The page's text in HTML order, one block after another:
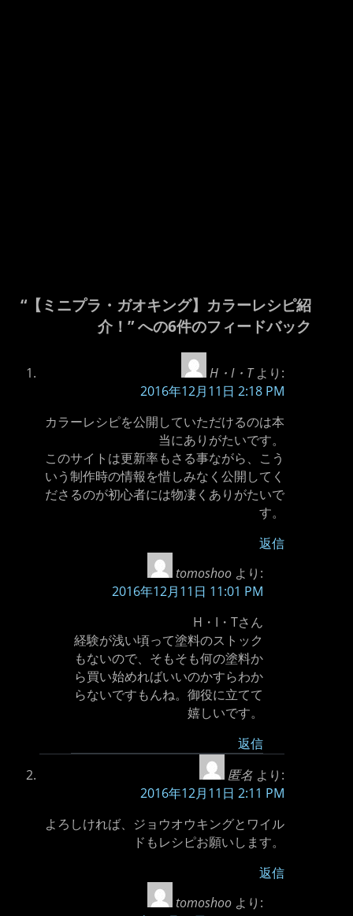
“【ミニプラ・ガオキング】カラーレシピ紹
介！” への6件のフィードバック
H・I・T より:
2016年12月11日 2:18 PM
カラーレシピを公開していただけるのは本
当にありがたいです。
このサイトは更新率もさる事ながら、こう
いう制作時の情報を惜しみなく公開してく
ださるのが初心者には物凄くありがたいで
す。
返信
tomoshoo より:
2016年12月11日 11:01 PM
H・I・Tさん
経験が浅い頃って塗料のストック
もないので、そもそも何の塗料か
ら買い始めればいいのかすらわか
らないですもんね。御役に立てて
嬉しいです。
返信
匿名 より:
2016年12月11日 2:11 PM
よろしければ、ジョウオウキングとワイル
ドもレシピお願いします。
返信
tomoshoo より: